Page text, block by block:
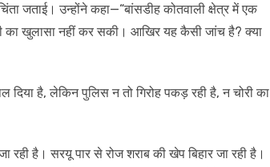
जताई। उन्होंने कहा—“बांसडीह कोतवाली क्षेत्र में एक
का खुलासा नहीं कर सकी। आखिर यह कैसी जांच है? क्या
दिया है, लेकिन पुलिस न तो गिरोह पकड़ रही है, न चोरी का
रही है। सरयू पार से रोज शराब की खेप बिहार जा रही है।